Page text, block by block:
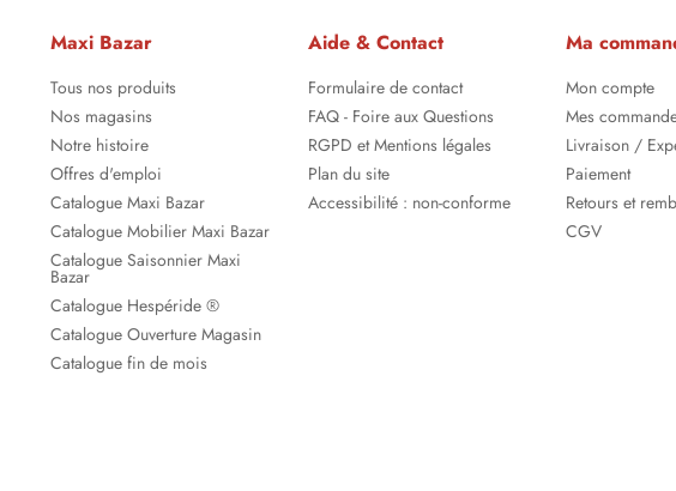
Maxi Bazar
Tous nos produits
Nos magasins
Notre histoire
Offres d'emploi
Catalogue Maxi Bazar
Catalogue Mobilier Maxi Bazar
Catalogue Saisonnier Maxi
Bazar
Catalogue Hespéride ®
Catalogue Ouverture Magasin
Catalogue fin de mois
Aide & Contact
Formulaire de contact
FAQ - Foire aux Questions
RGPD et Mentions légales
Plan du site
Accessibilité : non-conforme
Ma
Mon compte
Mes
Livraison /
Paiement
Retours et
CGV